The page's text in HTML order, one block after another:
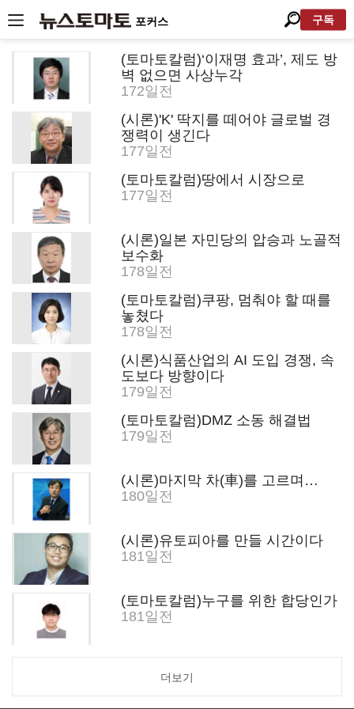
포커스 구독
(토마토칼럼)‘이재명 효과’, 제도 방
벽 없으면 사상누각
172일전
(시론)'K' 딱지를 떼어야 글로벌 경
쟁력이 생긴다
177일전
(토마토칼럼)땅에서 시장으로
177일전
(시론)일본 자민당의 압승과 노골적
보수화
178일전
(토마토칼럼)쿠팡, 멈춰야 할 때를
놓쳤다
178일전
(시론)식품산업의 AI 도입 경쟁, 속
도보다 방향이다
179일전
(토마토칼럼)DMZ 소동 해결법
179일전
(시론)마지막 차(車)를 고르며…
180일전
(시론)유토피아를 만들 시간이다
181일전
(토마토칼럼)누구를 위한 합당인가
181일전
더보기